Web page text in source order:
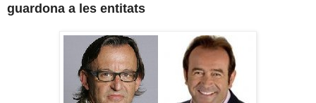
guardona a les entitats